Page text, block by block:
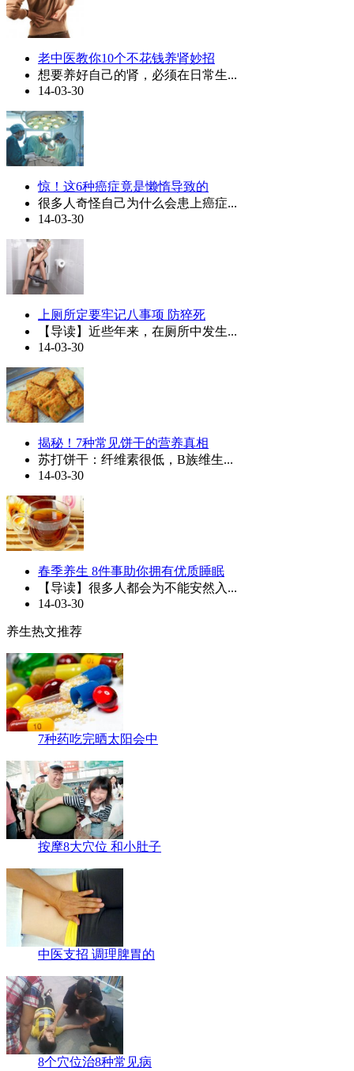
老中医教你10个不花钱养肾妙招
想要养好自己的肾，必须在日常生...
14-03-30
惊！这6种癌症竟是懒惰导致的
很多人奇怪自己为什么会患上癌症...
14-03-30
上厕所定要牢记八事项 防猝死
【导读】近些年来，在厕所中发生...
14-03-30
揭秘！7种常见饼干的营养真相
苏打饼干：纤维素很低，B族维生...
14-03-30
春季养生 8件事助你拥有优质睡眠
【导读】很多人都会为不能安然入...
14-03-30
养生热文推荐
7种药吃完晒太阳会中
按摩8大穴位 和小肚子
中医支招 调理脾胃的
8个穴位治8种常见病